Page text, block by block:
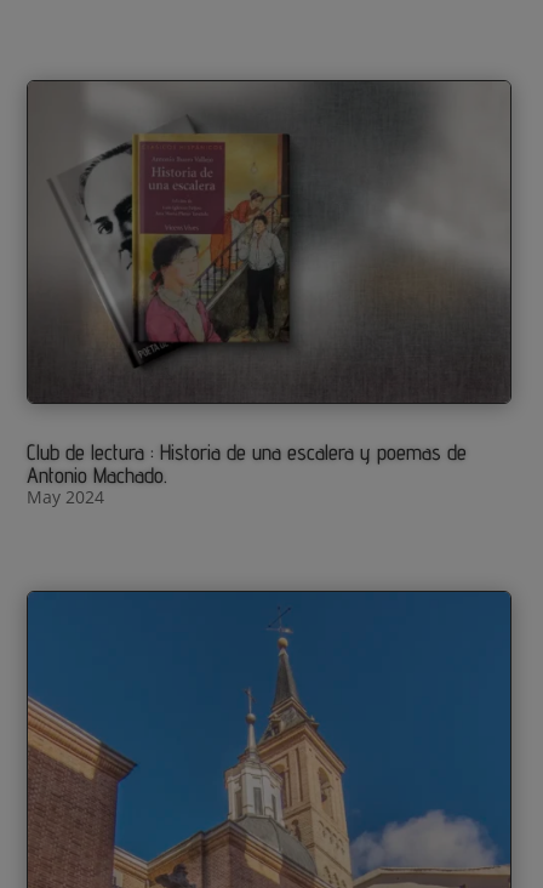
Club de lectura : Historia de una escalera y poemas de
Antonio Machado.
May 2024